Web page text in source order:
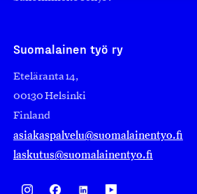
Suomalainen työ ry
Eteläranta 14,
00130 Helsinki
Finland
asiakaspalvelu@suomalainentyo.fi
laskutus@suomalainentyo.fi